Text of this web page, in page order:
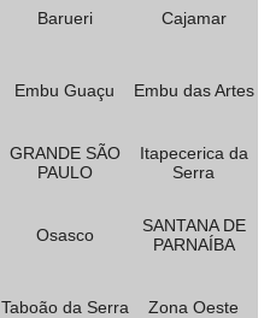
Barueri Cajamar
Embu Guaçu Embu das Artes
GRANDE SÃO
PAULO
Itapecerica da
Serra
Osasco
SANTANA DE
PARNAÍBA
Taboão da Serra Zona Oeste